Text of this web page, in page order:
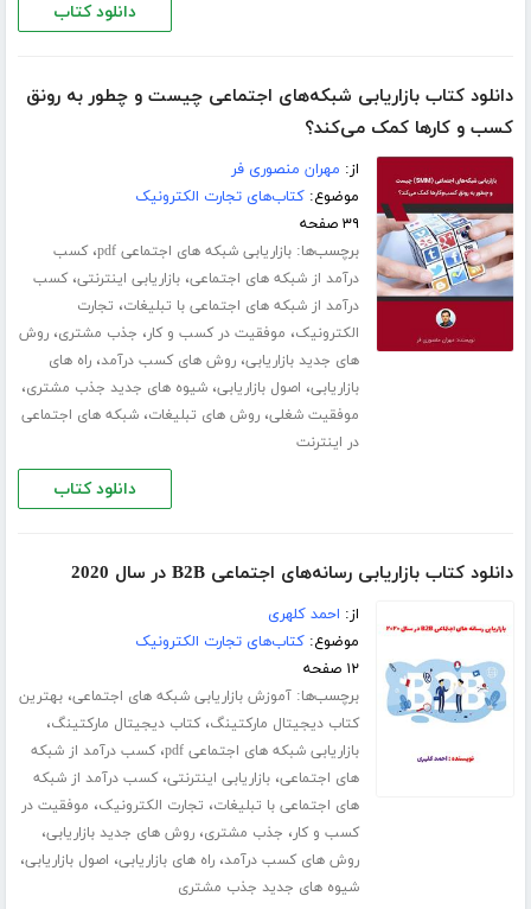
دانلود کتاب
دانلود کتاب بازاریابی شبکه‌های اجتماعی چیست و چطور به رونق
کسب و‌ کارها کمک می‌کند؟
از: مهران منصوری فر
موضوع:کتاب‌های تجارت الکترونیک
۳۹ صفحه
برچسب‌ها:بازاریابی شبکه های اجتماعی pdf ،کسب
درآمد از شبکه های اجتماعی،بازاریابی اینترنتی،کسب
درآمد از شبکه های اجتماعی با تبلیغات، تجارت
الکترونیک، موفقیت در کسب و کار، جذب مشتری،روش
های جدید بازاریابی،روش های کسب درآمد،راه های
بازاریابی، اصول بازاریابی،شیوه های جدید جذب مشتری،
موفقیت شغلی،روش های تبلیغات،شبکه های اجتماعی
در اینترنت
دانلود کتاب
دانلود کتاب بازاریابی رسانه‌های اجتماعی B2B در سال 2020
از: احمد کلهری
موضوع:کتاب‌های تجارت الکترونیک
۱۲ صفحه
برچسب‌ها:آموزش بازاریابی شبکه های اجتماعی،بهترین
کتاب دیجیتال مارکتینگ،کتاب دیجیتال مارکتینگ،
بازاریابی شبکه های اجتماعی pdf ،کسب درآمد از شبکه
های اجتماعی،بازاریابی اینترنتی،کسب درآمد از شبکه
های اجتماعی با تبلیغات، تجارت الکترونیک، موفقیت در
کسب و کار، جذب مشتری،روش های جدید بازاریابی،
روش های کسب درآمد،راه های بازاریابی، اصول بازاریابی،
شیوه های جدید جذب مشتری